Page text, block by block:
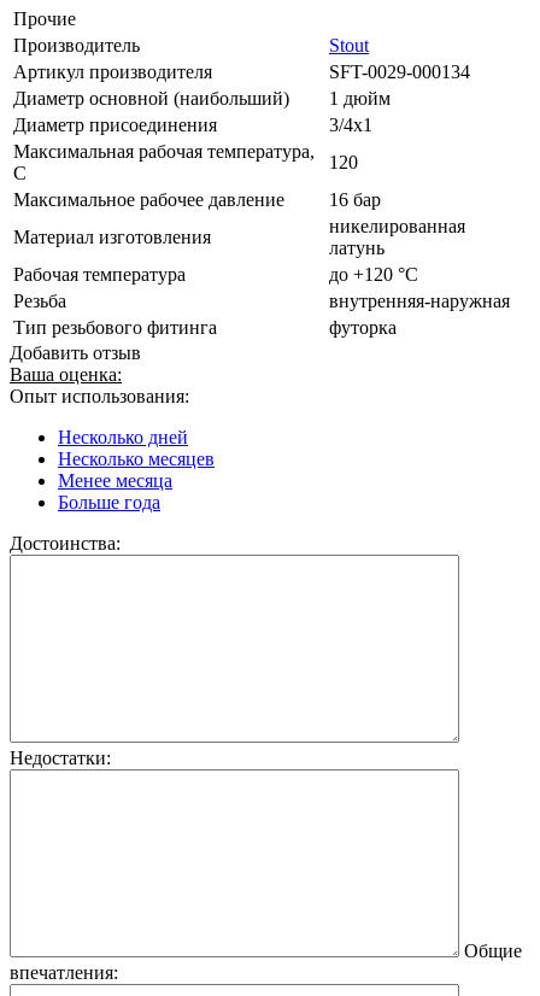
Прочие
Производитель
Stout
Артикул производителя
SFT-0029-000134
Диаметр основной (наибольший)
1 дюйм
Диаметр присоединения
3/4х1
Максимальная рабочая температура,
С
120
Максимальное рабочее давление
16 бар
Материал изготовления
никелированная
латунь
Рабочая температура
до +120 °C
Резьба
внутренняя-наружная
Тип резьбового фитинга
футорка
Добавить отзыв
Ваша оценка:
Опыт использования:
Несколько дней
Несколько месяцев
Менее месяца
Больше года
Достоинства:
Недостатки:
Общие
впечатления: